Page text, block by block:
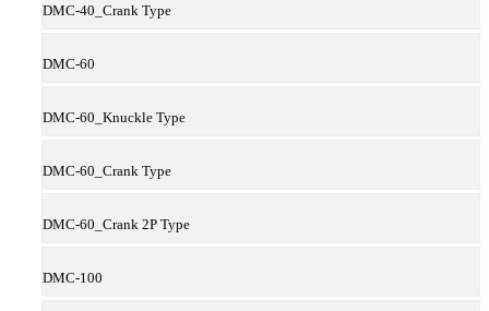
DMC-40_Crank Type
DMC-60
DMC-60_Knuckle Type
DMC-60_Crank Type
DMC-60_Crank 2P Type
DMC-100